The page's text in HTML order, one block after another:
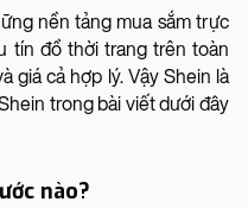
nền tảng mua sắm trực
tín đồ thời trang trên toàn
giá cả hợp lý. Vậy Shein là
trong bài viết dưới đây
nào?